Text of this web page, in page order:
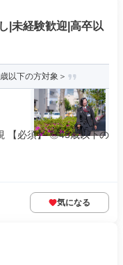
|未経験歓迎|高卒以
以下の方対象＞
【必須】 ◎45歳以下の
気になる